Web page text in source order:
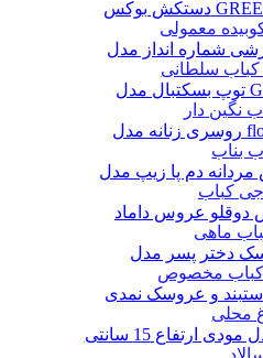
معمولی
سلطانی
نگین دار
بناب
کباب
ماهی
کباب مخصوص
محلی
عروس داماد
و عروسک نمدی
ارتفاع 15 سانتی